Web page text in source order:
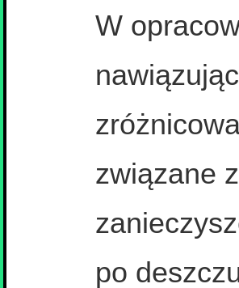
W
związane z
po